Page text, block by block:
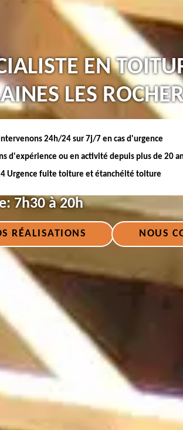
EN
LES
24h/24 sur 7j/7 en cas d'urgence
d'expérience ou en activité depuis plus de 20
Urgence fuite toiture et étanchéité toiture
7h30 à 20h
RÉALISATIONS NOUS